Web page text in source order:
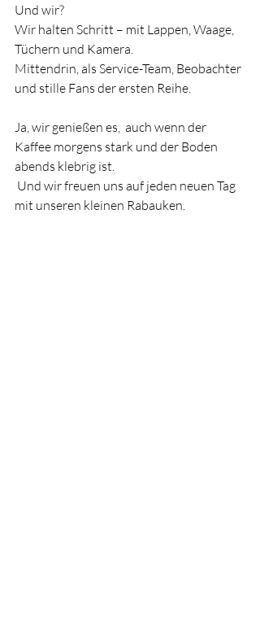
Und wir?
Wir halten Schritt – mit Lappen, Waage,
Tüchern und Kamera.
Mittendrin, als Service-Team, Beobachter
und stille Fans der ersten Reihe.
Ja, wir genießen es,  auch wenn der
Kaffee morgens stark und der Boden
abends klebrig ist.
mit unseren kleinen Rabauken.